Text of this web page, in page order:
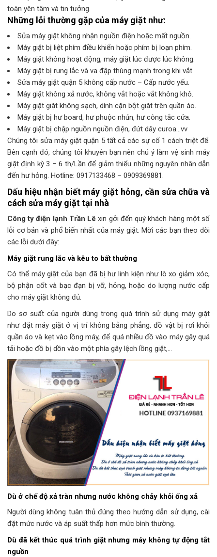
toàn yên tâm và tin tưởng.
Những lỗi thường gặp của máy giặt như:
Sửa máy giặt không nhận nguồn điện hoặc mất nguồn.
Máy giặt bị liệt phím điều khiển hoặc phím bị loạn phím.
Máy giặt không hoạt động, máy giặt lúc được lúc không.
Máy giặt bị rung lắc và va đập thùng mạnh trong khi vắt.
Sửa máy giặt quận 5 không cấp nước – Cấp nước yếu.
Máy giặt không xả nước, không vắt hoặc vắt không khô.
Máy giặt giặt không sạch, dính cặn bột giặt trên quần áo.
Máy giặt bị hư board, hư phuộc nhún, hư công tắc cửa.
Máy giặt bị chập nguồn nguồn điện, đứt dây curoa…vv
Chúng tôi sửa máy giặt quận 5 tất cả các sự cố 1 cách triệt để.
Bên cạnh đó, chúng tôi khuyên bạn nên chú ý làm vệ sinh máy
giặt định kỳ 3 – 6 th/Lần để giảm thiểu những nguyên nhân dẫn
đến hư hỏng. Hotline: 0917133468 – 0909369881.
Dấu hiệu nhận biết máy giặt hỏng, cần sửa chữa và
cách sửa máy giặt tại nhà
Công ty điện lạnh Trần Lê xin gởi đến quý khách hàng một số
lỗi cơ bản và phổ biến nhất của máy giặt. Mời các bạn theo dõi
các lỗi dưới đây:
Máy giặt rung lắc và kêu to bất thường
Có thể máy giặt của bạn đã bị hư linh kiện như lò xo giảm xóc,
bộ phận cốt và bạc đạn bị vỡ, hỏng, hoặc do lượng nước cấp
cho máy giặt không đủ.
Do sơ suất của người dùng trong quá trình sử dụng máy giặt
như đặt máy giặt ở vị trí không bằng phẳng, đồ vật bị rơi khỏi
quần áo và kẹt vào lồng máy, để quá nhiều đồ vào máy gây quá
tải hoặc đồ bị dồn vào một phía gây lệch lồng giặt,…
Dù ở chế độ xả tràn nhưng nước không chảy khỏi ống xả
Người dùng không tuân thủ đúng theo hướng dẫn sử dụng, cài
đặt mức nước và áp suất thấp hơn mức bình thường.
Dù đã kết thúc quá trình giặt nhưng máy không tự động tắt
nguồn